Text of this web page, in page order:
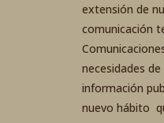
extensión de
comunicación
necesidades
información
nuevo hábito